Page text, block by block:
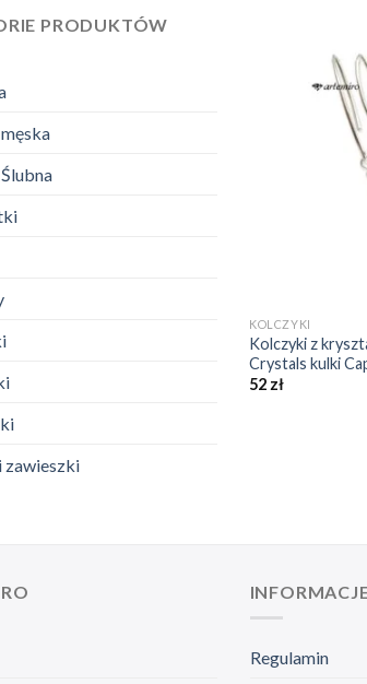
PRODUKTÓW
KOLCZYKI
Kolczyki z
Crystals kulki
52 zł
Regulamin